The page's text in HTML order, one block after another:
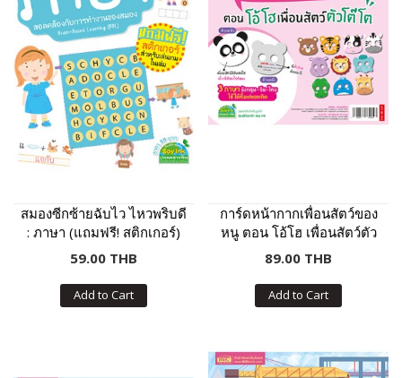
สมองซีกซ้ายฉับไว ไหวพริบดี
: ภาษา (แถมฟรี! สติกเกอร์)
59.00 THB
Add to Cart
การ์ดหน้ากากเพื่อนสัตว์ของ
หนู ตอน โอ้โฮ เพื่อนสัตว์ตัว
โต๊โต
89.00 THB
Add to Cart